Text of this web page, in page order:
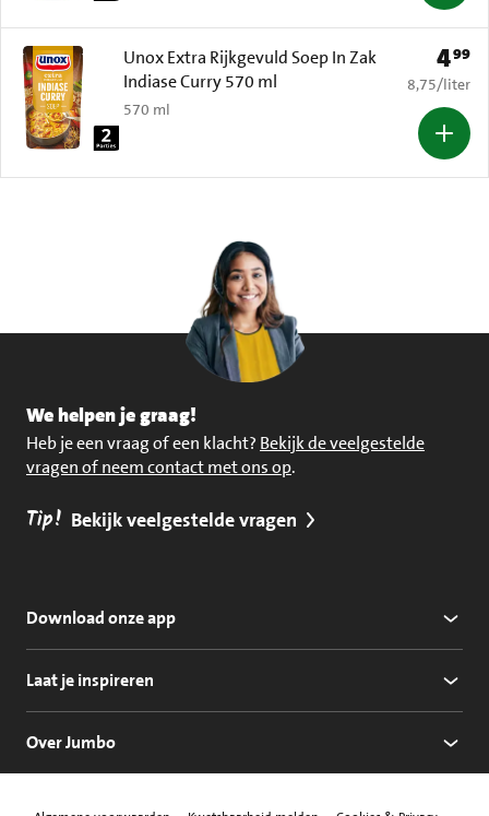
Unox Extra Rijkgevuld Soep In Zak
Indiase Curry 570 ml
570 ml
Prijs:
499
€ 8,75 per
8,75/liter
We helpen je graag!
Heb je een vraag of een klacht? Bekijk de veelgestelde
vragen of neem contact met ons op.
Tip! Bekijk veelgestelde vragen
Download onze app
Laat je inspireren
Over Jumbo